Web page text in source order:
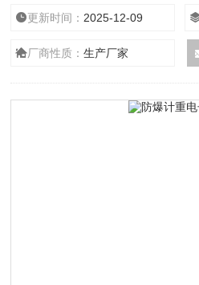
天平的校准（使用前一定要仔细阅读
们发现，对天平进行计量测试时误
器，在较长的时间间隔内未
更新时间： 2025-12-09
厂商性质：生产厂家